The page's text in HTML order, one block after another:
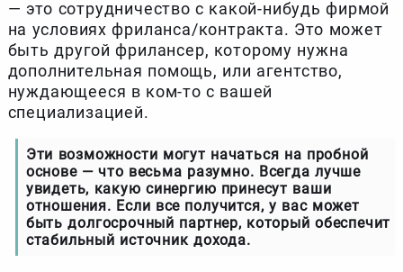
— это сотрудничество с какой-нибудь фирмой
на условиях фриланса/контракта. Это может
быть другой фрилансер, которому нужна
дополнительная помощь, или агентство,
нуждающееся в ком-то с вашей
специализацией.
Эти возможности могут начаться на пробной
основе — что весьма разумно. Всегда лучше
увидеть, какую синергию принесут ваши
отношения. Если все получится, у вас может
быть долгосрочный партнер, который обеспечит
стабильный источник дохода.